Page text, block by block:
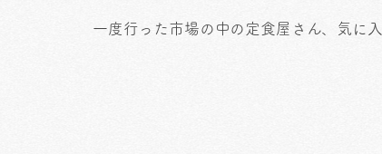
一度行った市場の中の定食屋さん、気に